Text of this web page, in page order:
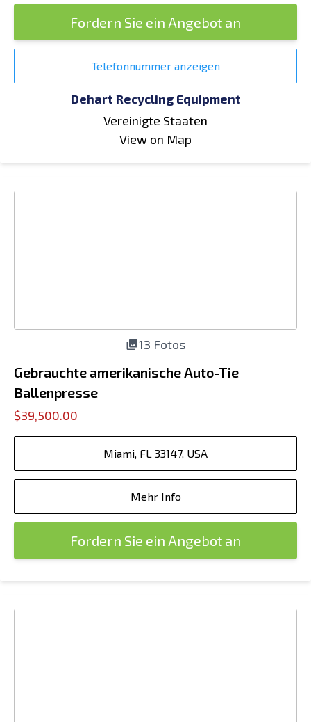
Fordern Sie ein Angebot an
Telefonnummer anzeigen
Dehart Recycling Equipment
Vereinigte Staaten
View on Map
13 Fotos
Gebrauchte amerikanische Auto-Tie
Ballenpresse
$39,500.00
Miami, FL 33147, USA
Mehr Info
Fordern Sie ein Angebot an